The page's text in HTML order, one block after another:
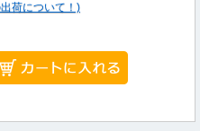
荷について！)